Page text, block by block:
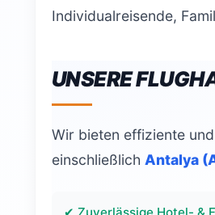
Individualreisende,
UNSERE
Wir bieten effiziente
einschließlich Antalya